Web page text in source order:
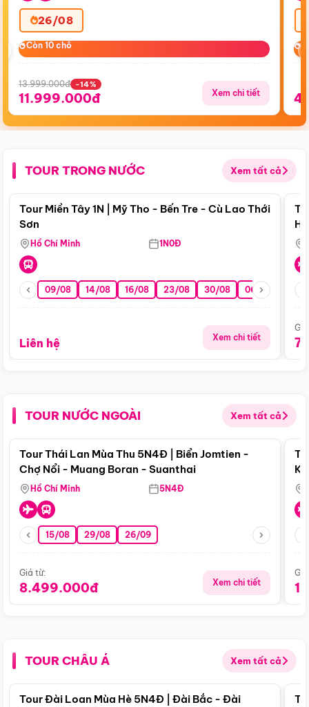
26/08
Còn 10 chỗ
Còn 10 chỗ
13.999.000đ -14%
11.999.000đ Xem chi tiết
TOUR TRONG NƯỚC Xem tất cả
Điểm nổi bật
Tour Miền Tây 1N | Mỹ Tho - Bến Tre - Cù Lao Thới
Sơn
Hồ Chí Minh 1N0Đ
09/08 14/08 16/08 23/08 30/08 06/09 13/09
Liên hệ Xem chi tiết
TOUR NƯỚC NGOÀI Xem tất cả
Điểm nổi bật
Tour Thái Lan Mùa Thu 5N4Đ | Biển Jomtien -
Chợ Nổi - Muang Boran - Suanthai
Hồ Chí Minh 5N4Đ
15/08 29/08 26/09
Giá từ:
8.499.000đ Xem chi tiết
TOUR CHÂU Á Xem tất cả
Điểm nổi bật
Tour Đài Loan Mùa Hè 5N4Đ | Đài Bắc - Đài